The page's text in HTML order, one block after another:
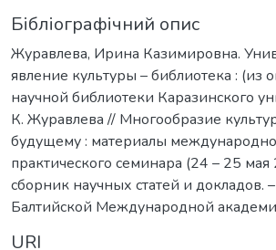
Бібліографічний опис
Журавлева, Ирина Казимировна.
явление культуры – библиотека : (из
научной библиотеки Каразинского
К. Журавлева // Многообразие
будущему : материалы
практического семинара (24 – 25 мая
сборник научных статей и докладов.
Балтийской Международной
URI